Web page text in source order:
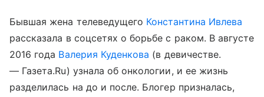
Бывшая жена телеведущего Константина Ивлева
рассказала в соцсетях о борьбе с раком. В августе
2016 года Валерия Куденкова (в девичестве.
— Газета.Ru) узнала об онкологии, и ее жизнь
разделилась на до и после. Блогер призналась,